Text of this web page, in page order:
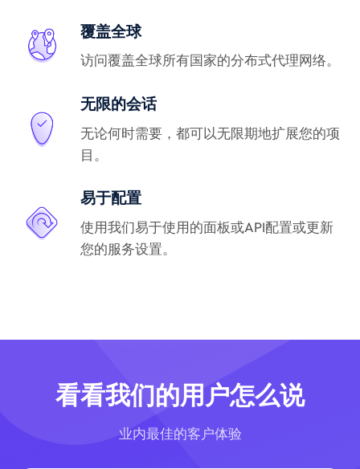
覆盖全球
访问覆盖全球所有国家的分布式代理网络。
无限的会话
无论何时需要，都可以无限期地扩展您的项
目。
易于配置
使用我们易于使用的面板或API配置或更新
您的服务设置。
看看我们的用户怎么说
业内最佳的客户体验